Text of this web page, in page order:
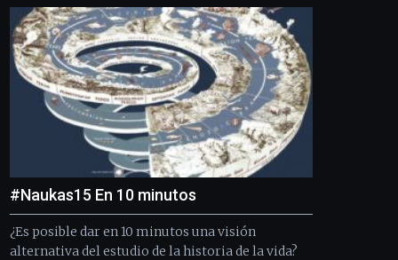
septiembre
al
4
de
octubre.
iniciativa,
organizada
Cátedra…
#Naukas15 En 10 minutos
¿Es posible dar en 10 minutos una visión
alternativa del estudio de la historia de la vida?